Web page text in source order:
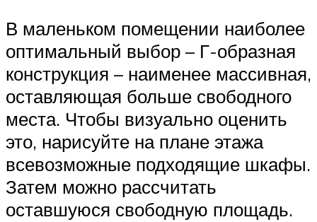
В маленьком помещении наиболее
оптимальный выбор – Г-образная
конструкция – наименее массивная,
оставляющая больше свободного
места. Чтобы визуально оценить
это, нарисуйте на плане этажа
всевозможные подходящие шкафы.
Затем можно рассчитать
оставшуюся свободную площадь.